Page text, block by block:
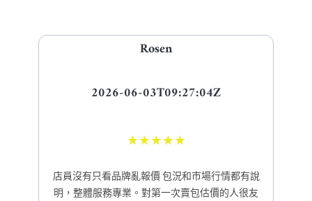
Rosen
2026-06-03T09:27:04Z
★★★★★
店員沒有只看品牌亂報價 包況和市場行情都有說
明，整體服務專業。對第一次賣包估價的人很友